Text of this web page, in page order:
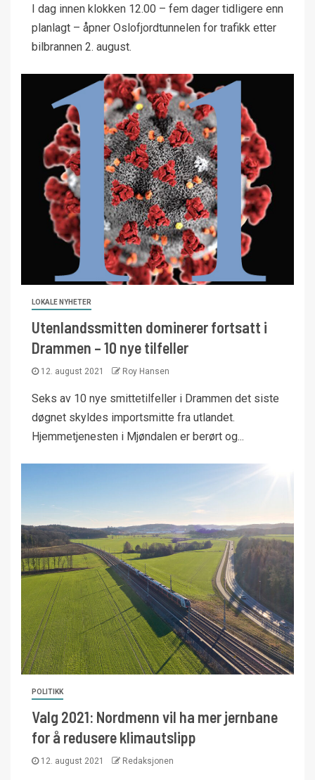
I dag innen klokken 12.00 – fem dager tidligere enn
planlagt – åpner Oslofjordtunnelen for trafikk etter
bilbrannen 2. august.
LOKALE NYHETER
Utenlandssmitten dominerer fortsatt i
Drammen – 10 nye tilfeller
12. august 2021 Roy Hansen
Seks av 10 nye smittetilfeller i Drammen det siste
døgnet skyldes importsmitte fra utlandet.
Hjemmetjenesten i Mjøndalen er berørt og...
POLITIKK
Valg 2021: Nordmenn vil ha mer jernbane
for å redusere klimautslipp
12. august 2021 Redaksjonen